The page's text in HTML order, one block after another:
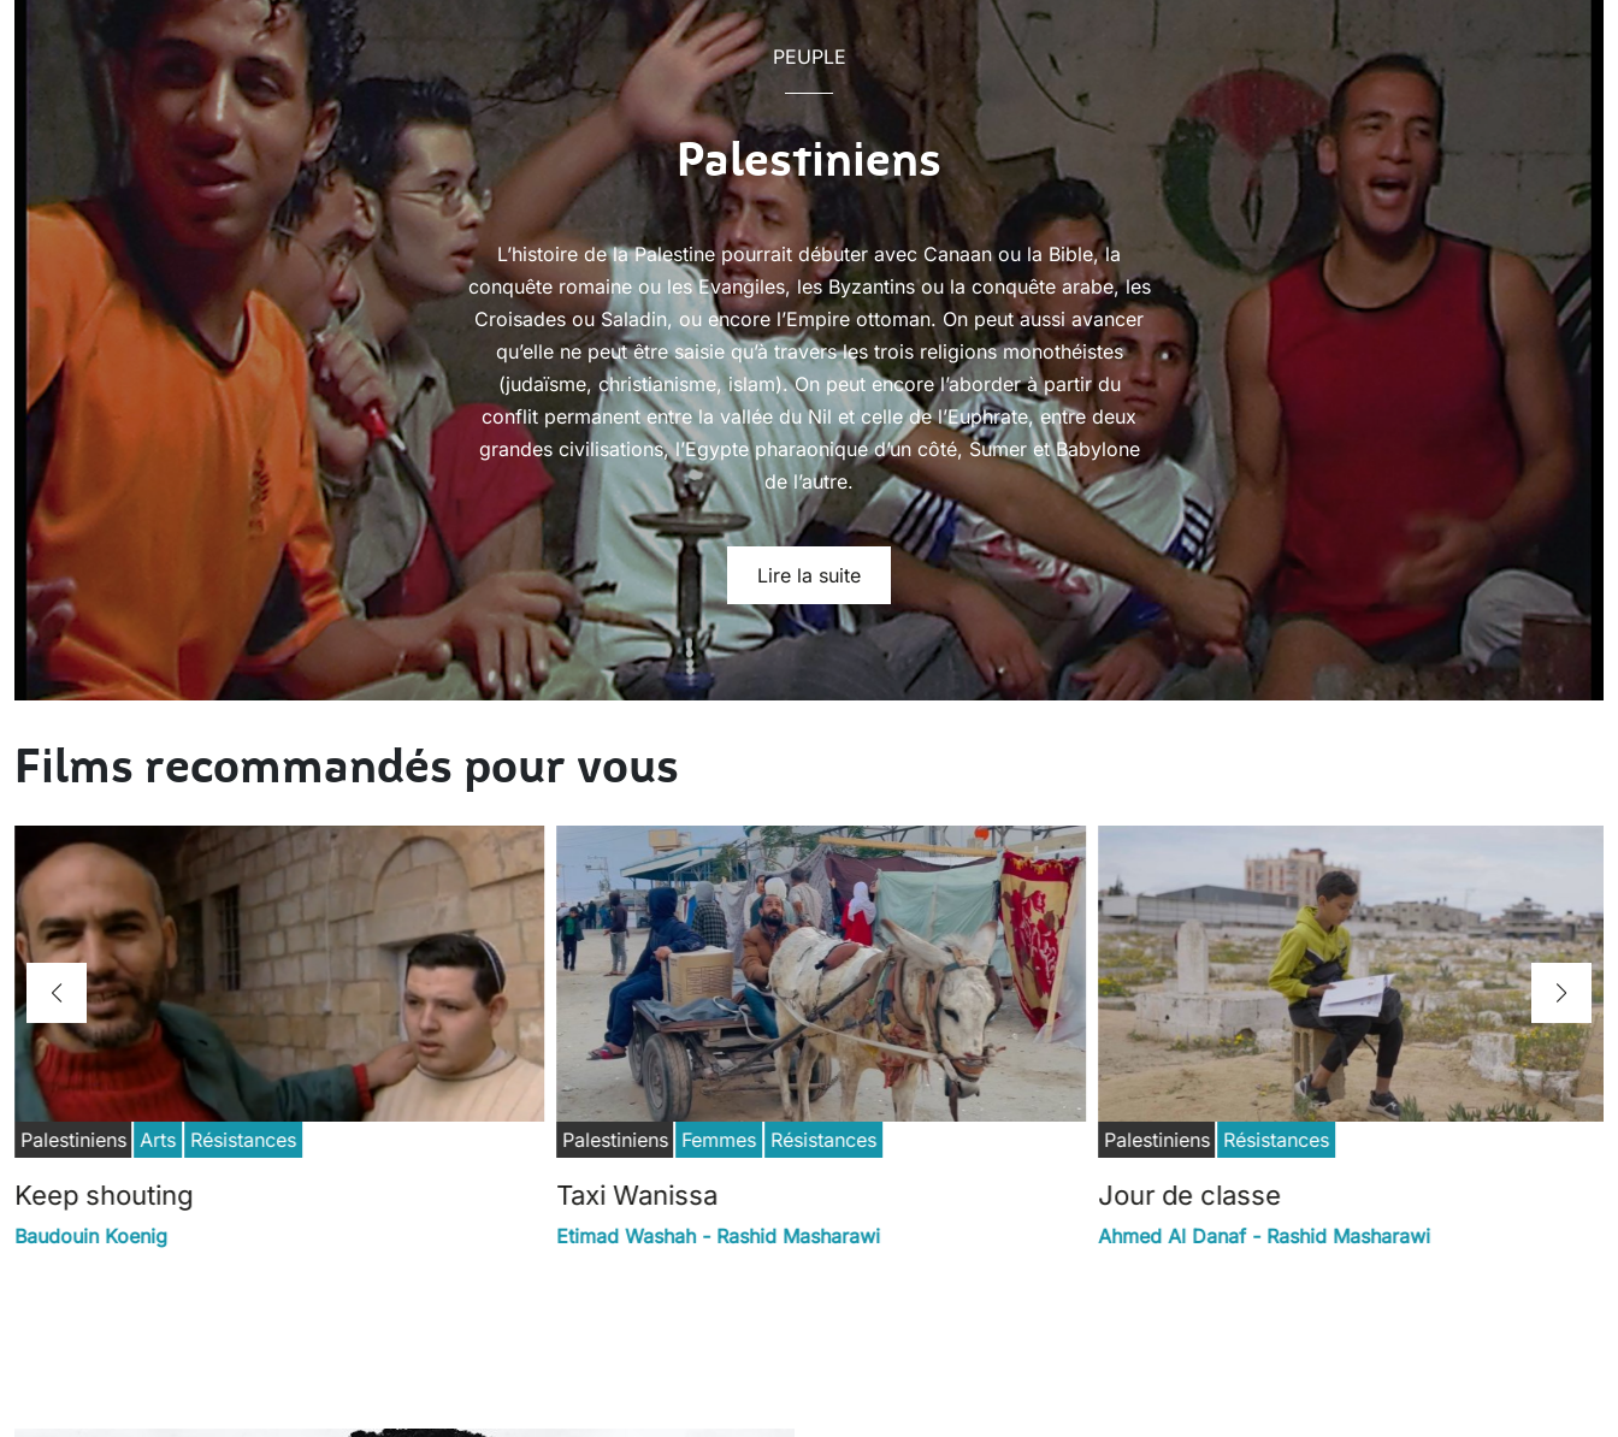
PEUPLE
Palestiniens
L’histoire de la Palestine pourrait débuter avec Canaan ou la Bible, la
conquête romaine ou les Evangiles, les Byzantins ou la conquête arabe, les
Croisades ou Saladin, ou encore l’Empire ottoman. On peut aussi avancer
qu’elle ne peut être saisie qu’à travers les trois religions monothéistes
(judaïsme, christianisme, islam). On peut encore l’aborder à partir du
conflit permanent entre la vallée du Nil et celle de l’Euphrate, entre deux
grandes civilisations, l’Egypte pharaonique d’un côté, Sumer et Babylone
de l’autre.
Lire la suite
Films recommandés pour vous
Palestiniens Arts Résistances
Keep shouting
Baudouin Koenig
Palestiniens Femmes Résistances
Taxi Wanissa
Etimad Washah - Rashid Masharawi
Palestiniens Résistances
Jour de classe
Ahmed Al Danaf - Rashid Masharawi